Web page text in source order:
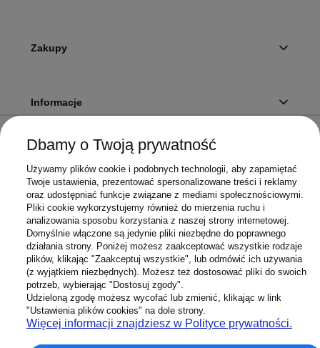
Zakupy
Informacje
Twoje konto
Sklep
Infolinia:603 658 272
Mail:Sklep@Superbateria.pl
(pon-pt 8:00-15:30)
Dbamy o Twoją prywatność
Używamy plików cookie i podobnych technologii, aby zapamiętać
Twoje ustawienia, prezentować spersonalizowane treści i reklamy
oraz udostępniać funkcje związane z mediami społecznościowymi.
Pliki cookie wykorzystujemy również do mierzenia ruchu i
analizowania sposobu korzystania z naszej strony internetowej.
Domyślnie włączone są jedynie pliki niezbędne do poprawnego
działania strony. Poniżej możesz zaakceptować wszystkie rodzaje
plików, klikając "Zaakceptuj wszystkie", lub odmówić ich używania
(z wyjątkiem niezbędnych). Możesz też dostosować pliki do swoich
potrzeb, wybierając "Dostosuj zgody".
Udzieloną zgodę możesz wycofać lub zmienić, klikając w link
"Ustawienia plików cookies" na dole strony.
Więcej informacji znajdziesz w Polityce prywatności.